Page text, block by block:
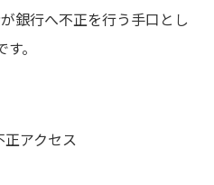
銀行へ不正を行う手口とし
。
正アクセス